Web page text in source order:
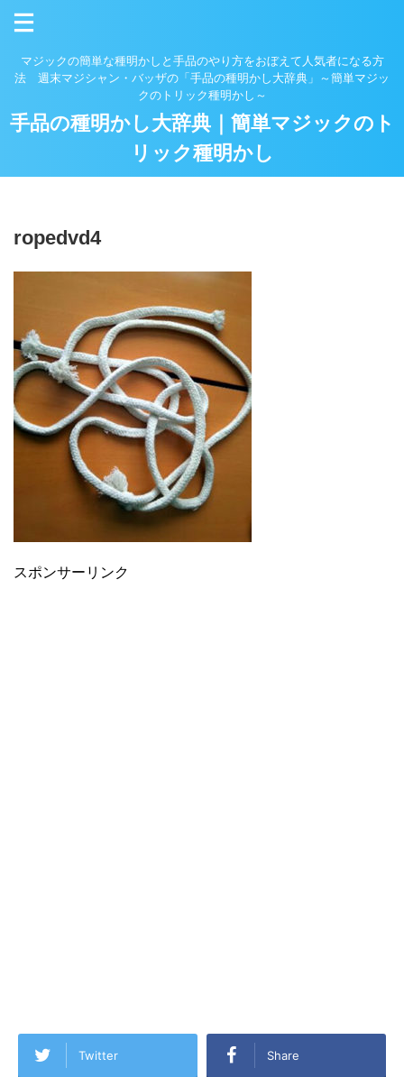
マジックの簡単な種明かしと手品のやり方をおぼえて人気者になる方
法 週末マジシャン・バッザの「手品の種明かし大辞典」～簡単マジッ
クのトリック種明かし～
手品の種明かし大辞典｜簡単マジックのト
リック種明かし
ropedvd4
スポンサーリンク
Twitter Share